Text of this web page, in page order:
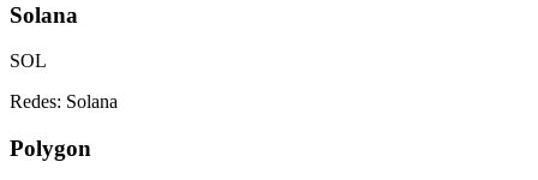
Solana
SOL
Redes: Solana
Polygon